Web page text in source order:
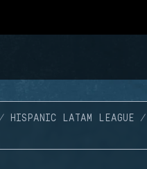
HISPANIC LATAM LEAGUE